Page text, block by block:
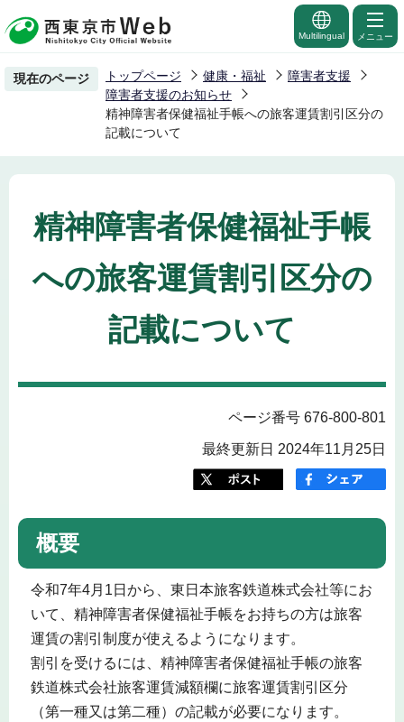
の
ー
先
頭
Multilingual メニュー
現在のページ トップページ 健康・福祉
障害者支援
障害者支援のお知らせ
精神障害者保健福祉手帳への旅客運賃割引区分の
記載について
精神障害者保健福祉手帳
への旅客運賃割引区分の
記載について
ページ番号 676-800-801
最終更新日 2024年11月25日
概要
令和7年4月1日から、東日本旅客鉄道株式会社等にお
いて、精神障害者保健福祉手帳をお持ちの方は旅客
運賃の割引制度が使えるようになります。
割引を受けるには、精神障害者保健福祉手帳の旅客
鉄道株式会社旅客運賃減額欄に旅客運賃割引区分
（第一種又は第二種）の記載が必要になります。